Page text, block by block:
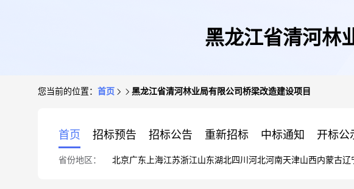
黑龙江省清河林
您当前的位置： 首页 黑龙江省清河林业局有限公司桥梁改造建设项目
首页 招标预告 招标公告 重新招标 中标通知 开标公
省份地区： 北京广东 上海江苏浙江山东湖北四川 河北河南天津山西内蒙古辽